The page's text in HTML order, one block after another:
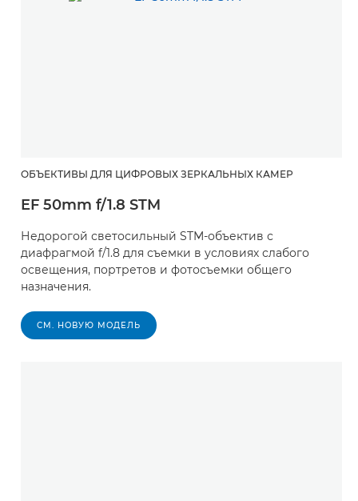
ОБЪЕКТИВЫ ДЛЯ ЦИФРОВЫХ ЗЕРКАЛЬНЫХ КАМЕР
EF 50mm f/1.8 STM
Недорогой светосильный STM-объектив с
диафрагмой f/1.8 для съемки в условиях слабого
освещения, портретов и фотосъемки общего
назначения.
СМ. НОВУЮ МОДЕЛЬ